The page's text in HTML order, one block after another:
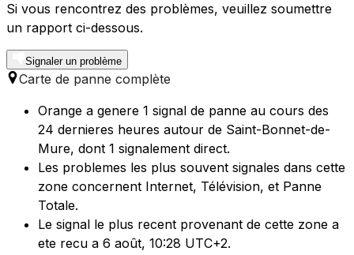
Si vous rencontrez des problèmes, veuillez soumettre
un rapport ci-dessous.
Signaler un problème
Carte de panne complète
Orange a genere 1 signal de panne au cours des
24 dernieres heures autour de Saint-Bonnet-de-
Mure, dont 1 signalement direct.
Les problemes les plus souvent signales dans cette
zone concernent Internet, Télévision, et Panne
Totale.
Le signal le plus recent provenant de cette zone a
ete recu a 6 août, 10:28 UTC+2.